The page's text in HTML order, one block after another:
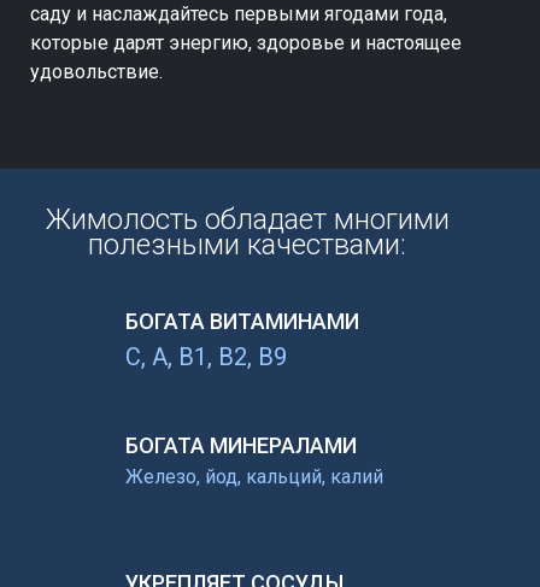
саду и наслаждайтесь первыми ягодами года,
которые дарят энергию, здоровье и настоящее
удовольствие.
Железо, йод, кальций, калий
С, А, В1, В2, В9
БОГАТА МИНЕРАЛАМИ
БОГАТА ВИТАМИНАМИ
Жимолость обладает многими
полезными качествами: